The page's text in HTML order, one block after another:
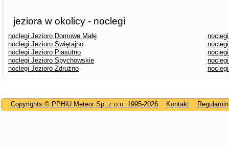
jeziora w okolicy - noclegi
noclegi Jezioro Domowe Małę
noclegi Jezioro Świętajno
noclegi Jezioro Piasutno
noclegi Jezioro Spychowskie
noclegi Jezioro Zdrużno
Copyrights © PPHiU Meteor Sp. z o.o. 1995-2026 Kontakt Regulamin